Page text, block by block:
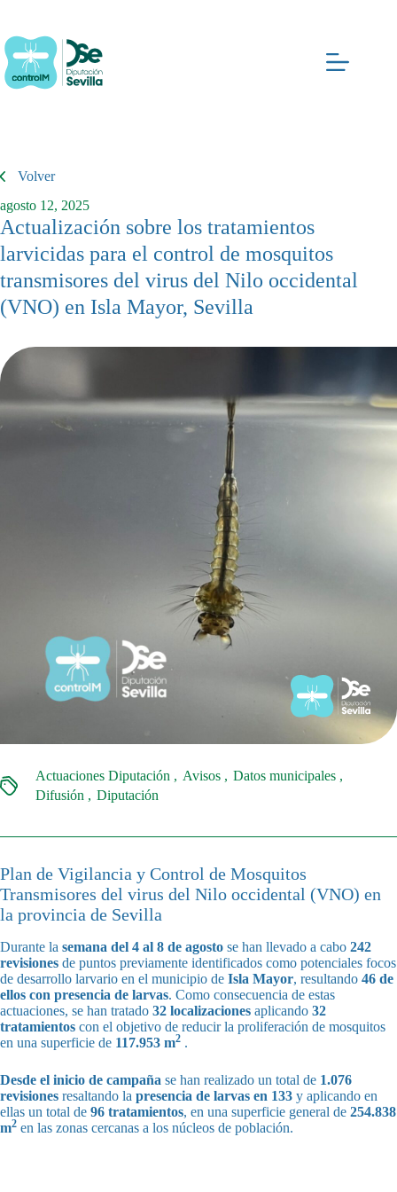
contenido
Volver
agosto 12, 2025
Actualización sobre los tratamientos
larvicidas para el control de mosquitos
transmisores del virus del Nilo occidental
(VNO) en Isla Mayor, Sevilla
Actuaciones Diputación Avisos
Datos municipales
Difusión
Diputación
Plan de Vigilancia y Control de Mosquitos
Transmisores del virus del Nilo occidental (VNO) en
la provincia de Sevilla
Durante la semana del 4 al 8 de agosto se han llevado a cabo 242
revisiones de puntos previamente identificados como potenciales focos
de desarrollo larvario en el municipio de Isla Mayor, resultando 46 de
ellos con presencia de larvas. Como consecuencia de estas
actuaciones, se han tratado 32 localizaciones aplicando 32
tratamientos con el objetivo de reducir la proliferación de mosquitos
en una superficie de 117.953 m2 .
Desde el inicio de campaña se han realizado un total de 1.076
revisiones resaltando la presencia de larvas en 133 y aplicando en
ellas un total de 96 tratamientos, en una superficie general de 254.838
m2 en las zonas cercanas a los núcleos de población.